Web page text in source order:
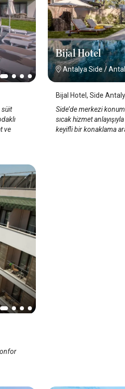
süit
ve
Bijal Hotel
Antalya Side /
Bijal Hotel, Side
Side’de merkezi
sıcak hizmet
keyifli bir konaklama